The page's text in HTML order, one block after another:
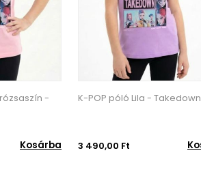
Kosárba
K-POP póló
3 490,00 Ft